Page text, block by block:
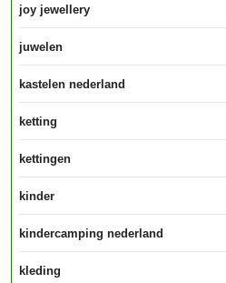
joy jewellery
juwelen
kastelen nederland
ketting
kettingen
kinder
kindercamping nederland
kleding